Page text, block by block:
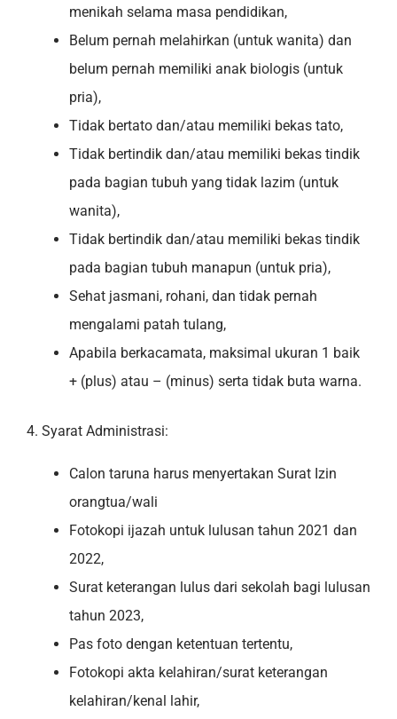
menikah selama masa pendidikan,
Belum pernah melahirkan (untuk wanita) dan
belum pernah memiliki anak biologis (untuk
pria),
Tidak bertato dan/atau memiliki bekas tato,
Tidak bertindik dan/atau memiliki bekas tindik
pada bagian tubuh yang tidak lazim (untuk
wanita),
Tidak bertindik dan/atau memiliki bekas tindik
pada bagian tubuh manapun (untuk pria),
Sehat jasmani, rohani, dan tidak pernah
mengalami patah tulang,
Apabila berkacamata, maksimal ukuran 1 baik
+ (plus) atau – (minus) serta tidak buta warna.
4. Syarat Administrasi:
Calon taruna harus menyertakan Surat Izin
orangtua/wali
Fotokopi ijazah untuk lulusan tahun 2021 dan
2022,
Surat keterangan lulus dari sekolah bagi lulusan
tahun 2023,
Pas foto dengan ketentuan tertentu,
Fotokopi akta kelahiran/surat keterangan
kelahiran/kenal lahir,